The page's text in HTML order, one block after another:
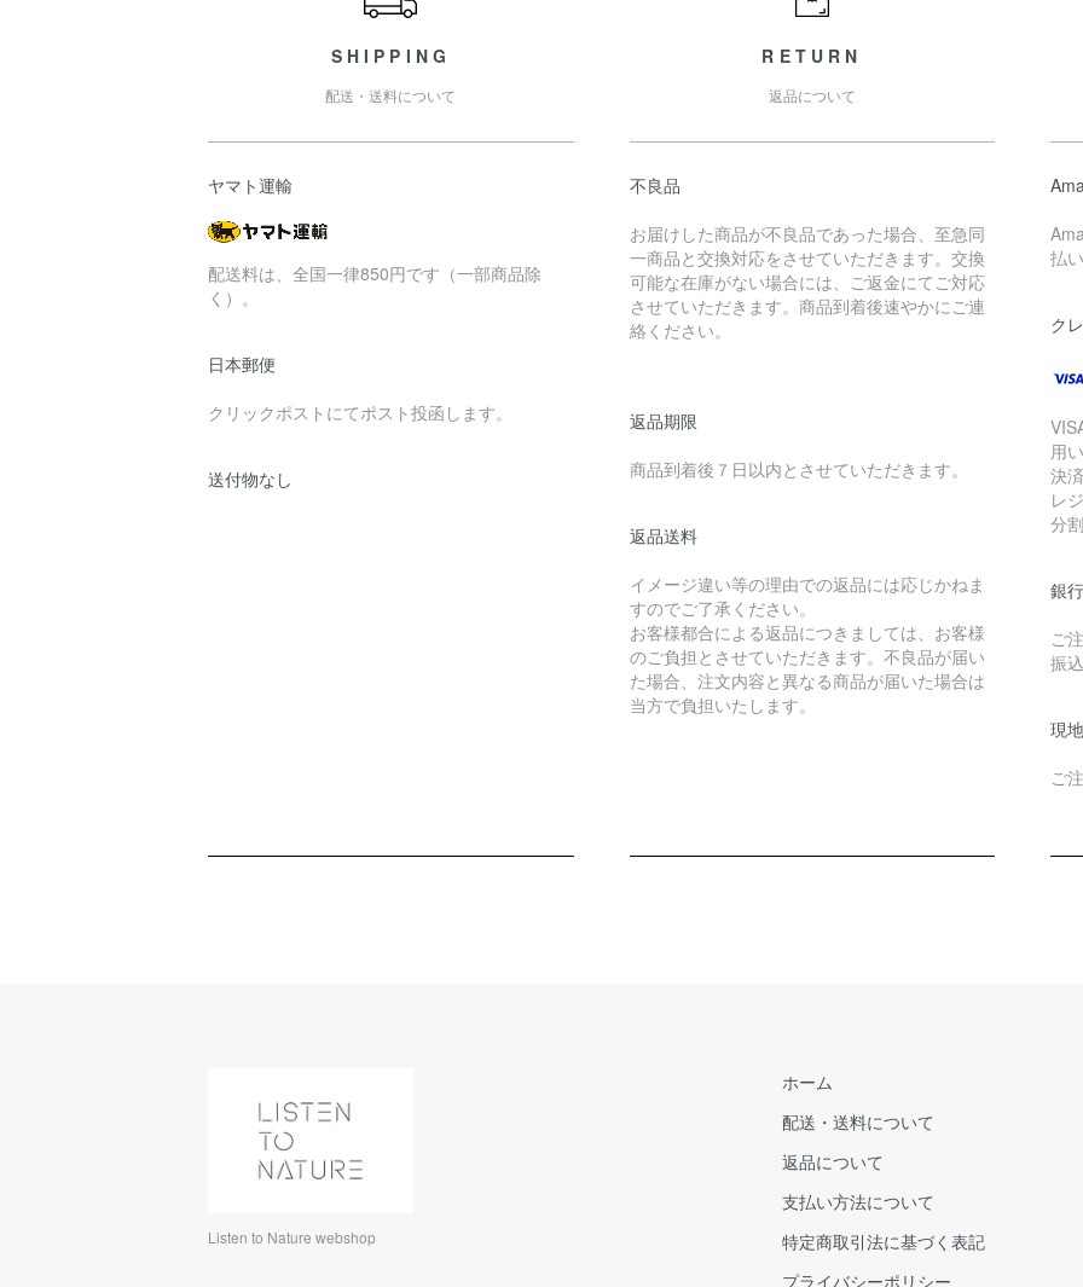
SHIPPING
配送・送料について
ヤマト運輸
配送料は、全国一律850円です（一部商品除
く）。
日本郵便
クリックポストにてポスト投函します。
送付物なし
RETURN
返品について
不良品
お届けした商品が不良品であった場合、至急同
一商品と交換対応をさせていただきます。交換
可能な在庫がない場合には、ご返金にてご対応
させていただきます。商品到着後速やかにご連
絡ください。
返品期限
商品到着後７日以内とさせていただきます。
返品送料
イメージ違い等の理由での返品には応じかねま
すのでご了承ください。
お客様都合による返品につきましては、お客様
のご負担とさせていただきます。不良品が届い
た場合、注文内容と異なる商品が届いた場合は
当方で負担いたします。
払
ク
用
決
レ
分
銀
ご
振
現
ご
Listen to Nature webshop
ホーム
配送・送料について
返品について
支払い方法について
特定商取引法に基づく表記
プライバシーポリシー